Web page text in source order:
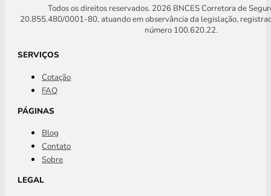
Todos os direitos reservados. 2026 BNCES Corretora de
20.855.480/0001-80, atuando em observância da legislação,
número 100.620.22.
SERVIÇOS
Cotação
FAQ
PÁGINAS
Blog
Contato
Sobre
LEGAL